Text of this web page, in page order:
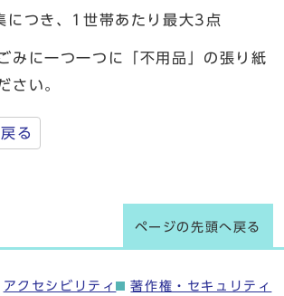
につき、1世帯あたり最大3点
みに一つ一つに「不用品」の張り紙
さい。
る
ページの先頭へ戻る
アクセシビリティ
著作権・セキュリティ